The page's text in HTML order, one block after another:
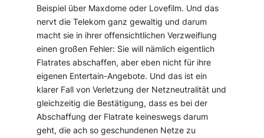
Beispiel über Maxdome oder Lovefilm. Und das
nervt die Telekom ganz gewaltig und darum
macht sie in ihrer offensichtlichen Verzweiflung
einen großen Fehler: Sie will nämlich eigentlich
Flatrates abschaffen, aber eben nicht für ihre
eigenen Entertain-Angebote. Und das ist ein
klarer Fall von Verletzung der Netzneutralität und
gleichzeitig die Bestätigung, dass es bei der
Abschaffung der Flatrate keineswegs darum
geht, die ach so geschundenen Netze zu